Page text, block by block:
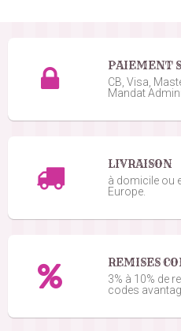
PAIEMENT
CB, Visa,
Mandat
LIVRAISON
à domicile ou
Europe.
REMISES
3% à 10% de
codes